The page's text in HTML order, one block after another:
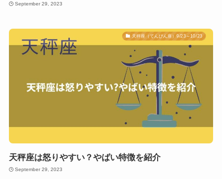
September 29, 2023
天秤座（てんびん座）9/23～10/23
天秤座は怒りやすい？やばい特徴を紹介
September 29, 2023